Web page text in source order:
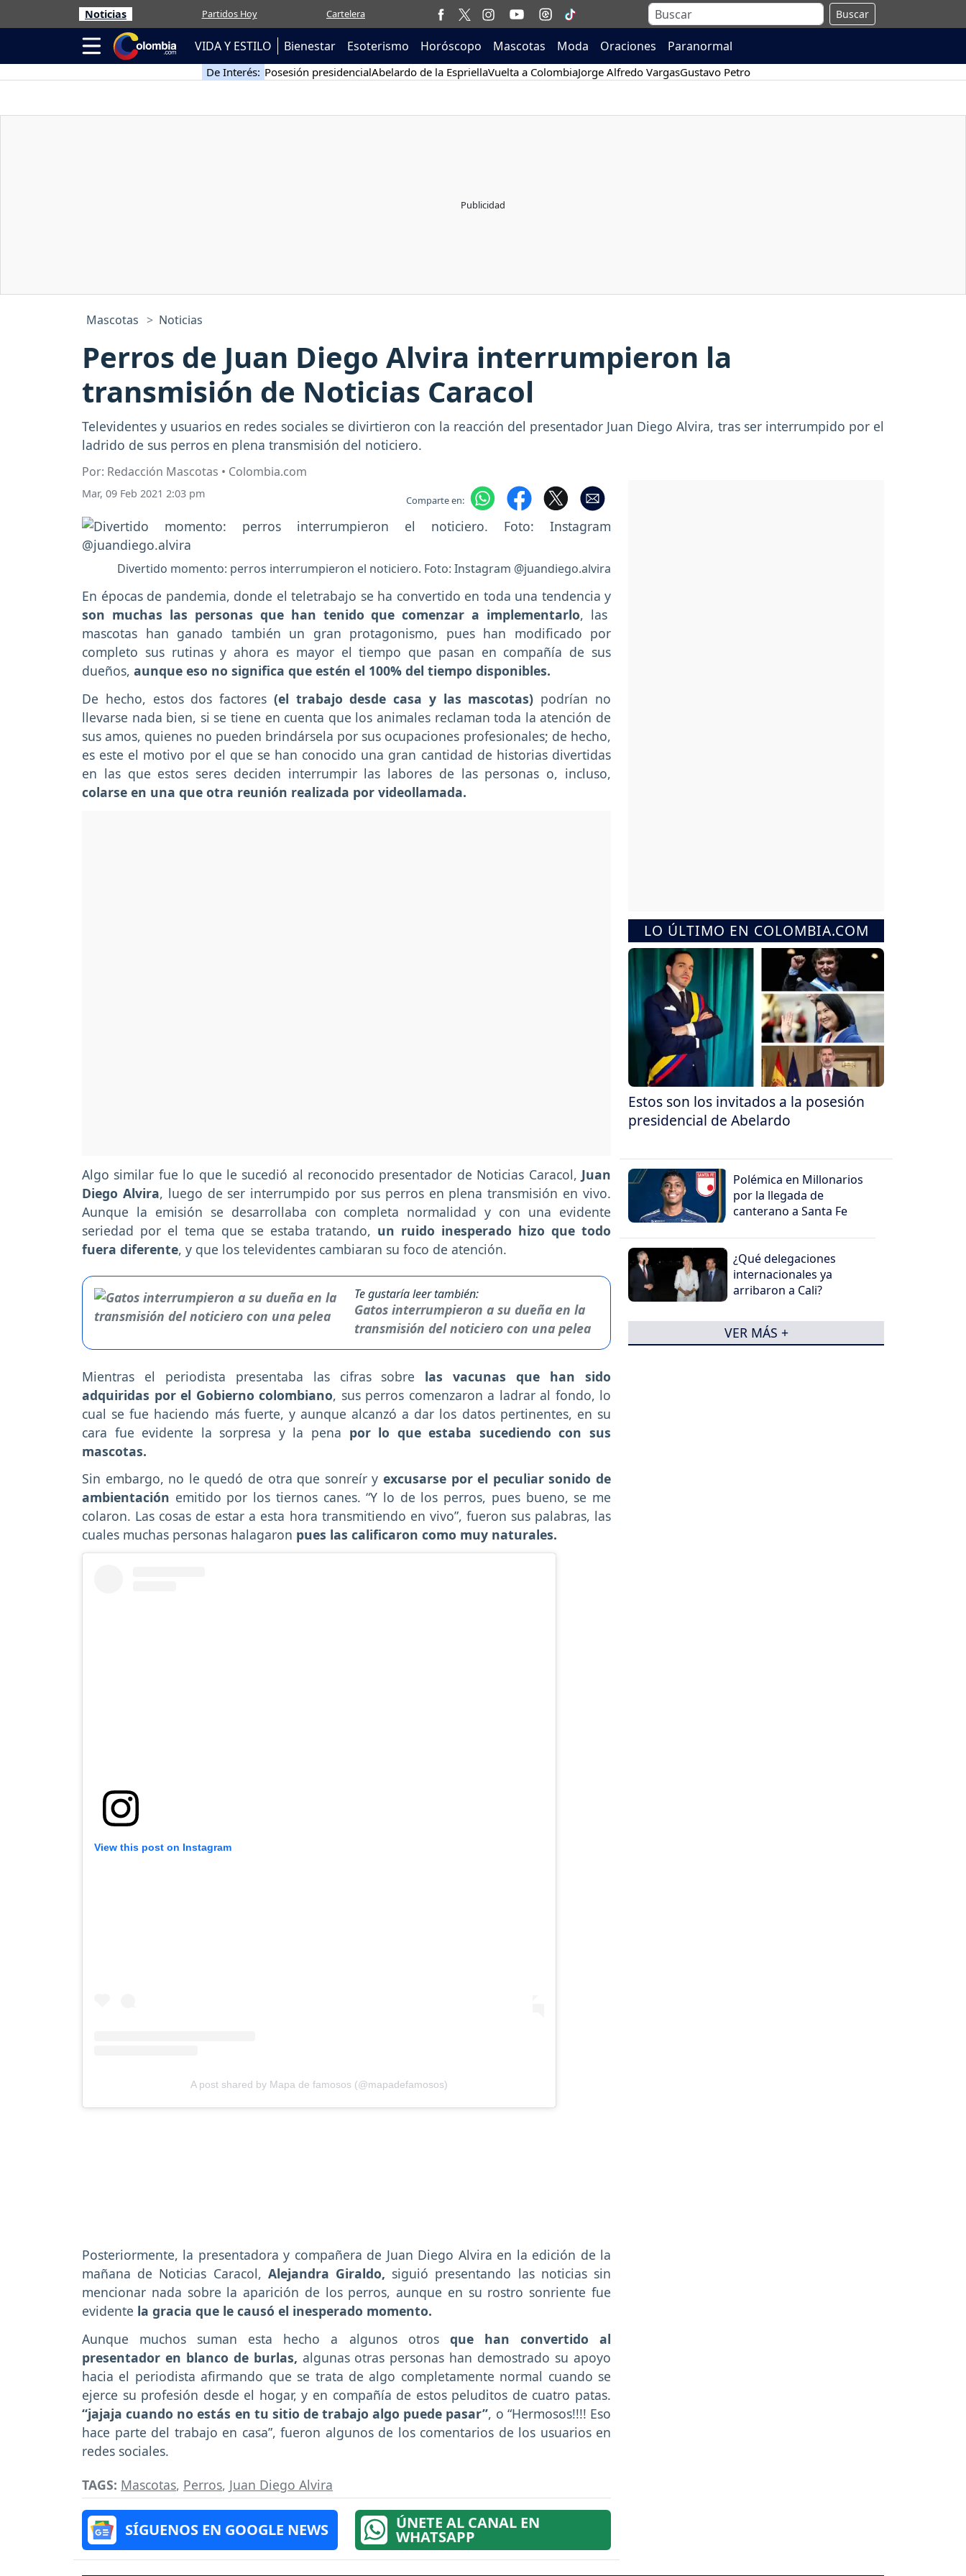
Noticias Partidos Hoy Cartelera Buscar
VIDA Y ESTILO Bienestar Esoterismo Horóscopo Mascotas Moda Oraciones Paranormal
De Interés: Posesión presidencialAbelardo de la EspriellaVuelta a ColombiaJorge Alfredo VargasGustavo Petro
Mascotas Noticias
Perros de Juan Diego Alvira interrumpieron la
transmisión de Noticias Caracol
Televidentes y usuarios en redes sociales se divirtieron con la reacción del presentador Juan Diego Alvira, tras ser interrumpido por el
ladrido de sus perros en plena transmisión del noticiero.
Por: Redacción Mascotas • Colombia.com
Mar, 09 Feb 2021 2:03 pm Comparte en:
Divertido momento: perros interrumpieron el noticiero. Foto: Instagram @juandiego.alvira
En épocas de pandemia, donde el teletrabajo se ha convertido en toda una tendencia y
son muchas las personas que han tenido que comenzar a implementarlo, las
mascotas han ganado también un gran protagonismo, pues han modificado por
completo sus rutinas y ahora es mayor el tiempo que pasan en compañía de sus
dueños, aunque eso no significa que estén el 100% del tiempo disponibles.
De hecho, estos dos factores (el trabajo desde casa y las mascotas) podrían no
llevarse nada bien, si se tiene en cuenta que los animales reclaman toda la atención de
sus amos, quienes no pueden brindársela por sus ocupaciones profesionales; de hecho,
es este el motivo por el que se han conocido una gran cantidad de historias divertidas
en las que estos seres deciden interrumpir las labores de las personas o, incluso,
colarse en una que otra reunión realizada por videollamada.
Algo similar fue lo que le sucedió al reconocido presentador de Noticias Caracol, Juan
Diego Alvira, luego de ser interrumpido por sus perros en plena transmisión en vivo.
Aunque la emisión se desarrollaba con completa normalidad y con una evidente
seriedad por el tema que se estaba tratando, un ruido inesperado hizo que todo
fuera diferente, y que los televidentes cambiaran su foco de atención.
Te gustaría leer también:
Gatos interrumpieron a su dueña en la
transmisión del noticiero con una pelea
Mientras el periodista presentaba las cifras sobre las vacunas que han sido
adquiridas por el Gobierno colombiano, sus perros comenzaron a ladrar al fondo, lo
cual se fue haciendo más fuerte, y aunque alcanzó a dar los datos pertinentes, en su
cara fue evidente la sorpresa y la pena por lo que estaba sucediendo con sus
mascotas.
Sin embargo, no le quedó de otra que sonreír y excusarse por el peculiar sonido de
ambientación emitido por los tiernos canes. “Y lo de los perros, pues bueno, se me
colaron. Las cosas de estar a esta hora transmitiendo en vivo”, fueron sus palabras, las
cuales muchas personas halagaron pues las calificaron como muy naturales.
View this post on Instagram
A post shared by Mapa de famosos (@mapadefamosos)
Posteriormente, la presentadora y compañera de Juan Diego Alvira en la edición de la
mañana de Noticias Caracol, Alejandra Giraldo, siguió presentando las noticias sin
mencionar nada sobre la aparición de los perros, aunque en su rostro sonriente fue
evidente la gracia que le causó el inesperado momento.
Aunque muchos suman esta hecho a algunos otros que han convertido al
presentador en blanco de burlas, algunas otras personas han demostrado su apoyo
hacia el periodista afirmando que se trata de algo completamente normal cuando se
ejerce su profesión desde el hogar, y en compañía de estos peluditos de cuatro patas.
“jajaja cuando no estás en tu sitio de trabajo algo puede pasar”, o “Hermosos!!!! Eso
hace parte del trabajo en casa”, fueron algunos de los comentarios de los usuarios en
redes sociales.
TAGS: Mascotas, Perros, Juan Diego Alvira
SÍGUENOS EN GOOGLE NEWS ÚNETE AL CANAL EN
WHATSAPP
LO ÚLTIMO EN COLOMBIA.COM
Estos son los invitados a la posesión
presidencial de Abelardo
Polémica en Millonarios
por la llegada de
canterano a Santa Fe
¿Qué delegaciones
internacionales ya
arribaron a Cali?
VER MÁS +